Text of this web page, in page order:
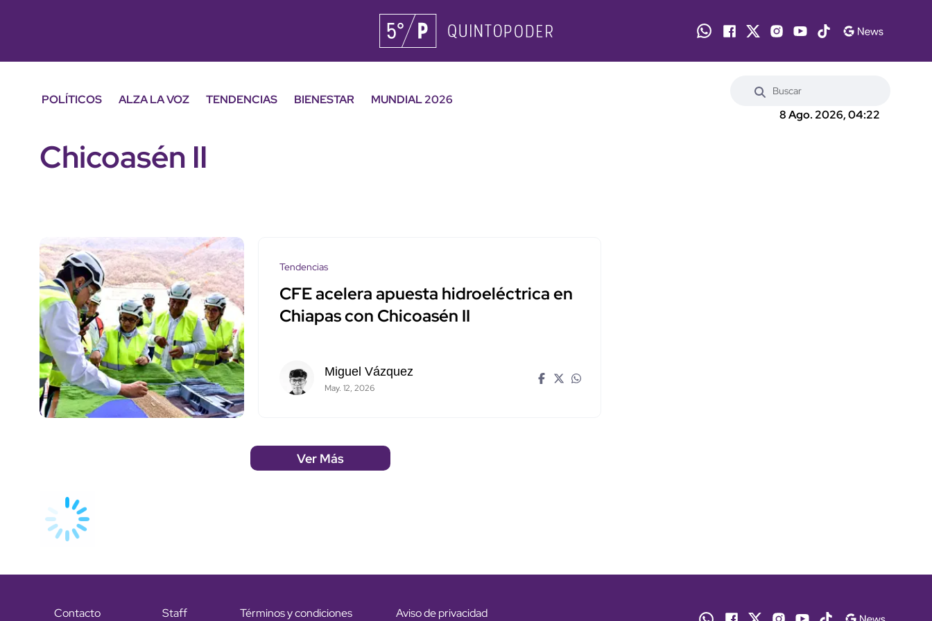
POLÍTICOS ALZA LA VOZ TENDENCIAS BIENESTAR
MUNDIAL 2026
8 Ago. 2026, 04:22
Chicoasén II
Tendencias
CFE acelera apuesta hidroeléctrica en
Chiapas con Chicoasén II
Miguel Vázquez
May. 12, 2026
Ver Más
Contacto Staff Términos y condiciones Aviso de privacidad